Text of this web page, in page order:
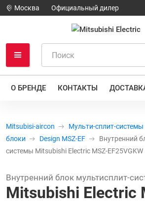
Москва Официальный дилер
О БРЕНДЕ КОНТАКТЫ
Mitsubisi-aircon Мульти-сплит-системы
блоки
Design MSZ-EF
Внутренний
системы Mitsubishi Electric MSZ-EF25VGKW
Внутренний блок мультисплит-
Mitsubishi Electric